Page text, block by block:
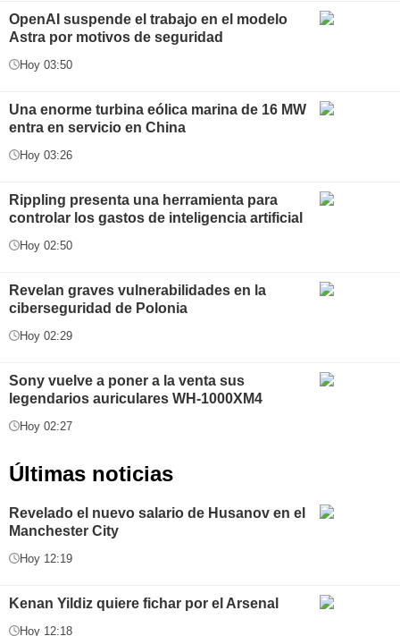
OpenAI suspende el trabajo en el modelo
Astra por motivos de seguridad
Hoy 03:50
Una enorme turbina eólica marina de 16 MW
entra en servicio en China
Hoy 03:26
Rippling presenta una herramienta para
controlar los gastos de inteligencia artificial
Hoy 02:50
Revelan graves vulnerabilidades en la
ciberseguridad de Polonia
Hoy 02:29
Sony vuelve a poner a la venta sus
legendarios auriculares WH-1000XM4
Hoy 02:27
Últimas noticias
Revelado el nuevo salario de Husanov en el
Manchester City
Hoy 12:19
Kenan Yildiz quiere fichar por el Arsenal
Hoy 12:18